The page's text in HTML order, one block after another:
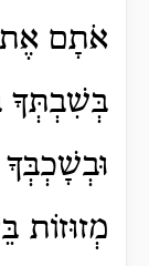
אֹתָם אֶת
בְּשִׁבְתְּךָ
מְזוּזוֹת